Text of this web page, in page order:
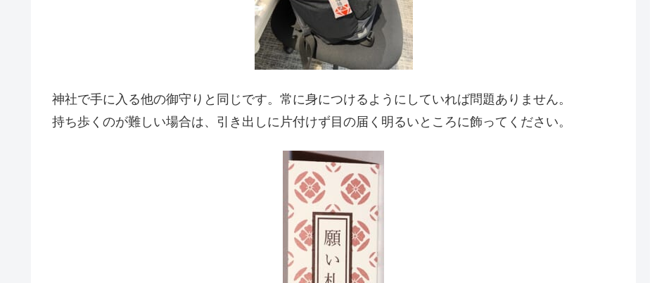
神社で手に入る他の御守りと同じです。常に身につけるようにしていれば問題ありません。
持ち歩くのが難しい場合は、引き出しに片付けず目の届く明るいところに飾ってください。